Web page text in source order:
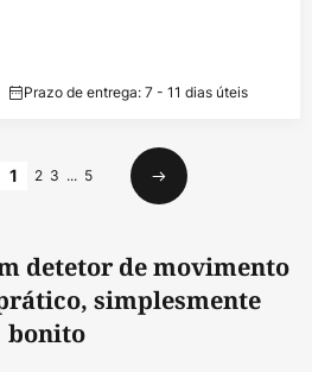
Prazo de entrega: 7 - 11 dias úteis
1 2 3 ... 5
Seguinte
detetor de movimento
simplesmente
bonito